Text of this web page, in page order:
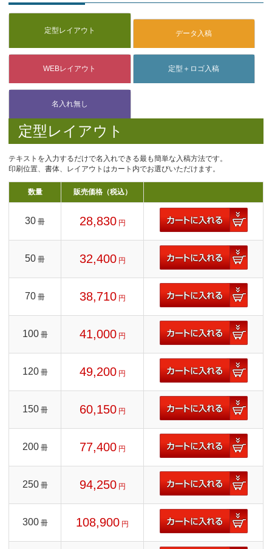
定型レイアウト
テキストを入力するだけで名入れできる最も簡単な入稿方法です。
印刷位置、書体、レイアウトはカート内でお選びいただけます。
数量 販売価格（税込）
30 冊 28,830 円
50 冊 32,400 円
70 冊 38,710 円
100 冊 41,000 円
120 冊 49,200 円
150 冊 60,150 円
200 冊 77,400 円
250 冊 94,250 円
300 冊 108,900 円